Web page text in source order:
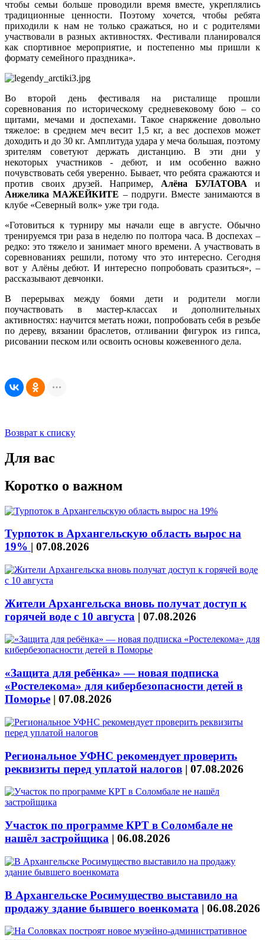
чтобы семьи больше проводили время вместе, укреплялись
традиционные ценности. Поэтому хочется, чтобы ребята
приходили к нам не только сражаться, но и с родителями
участвовали в разных активностях. Фестивали планировался
как спортивное мероприятие, и постепенно мы пришли к
формату семейного праздника».
Во второй день фестиваля на ристалище прошли
соревнования по историческому средневековому бою – со
щитами, мечами и доспехами. Такое снаряжение довольно
тяжелое: в среднем меч весит 1,5 кг, а вес доспехов может
доходить и до 30 кг. Амплитуда удара у меча большая, поэтому
зрителям советуют держать дистанцию. В эти дни у
некоторых участников - дебют, и им особенно важно
почувствовать себя уверенно. Бывает, что ребята сражаются и
против своих друзей. Например, Алёна БУЛАТОВА и
Анжелика МАЖЕЙКИТЕ – подруги. Вместе занимаются в
клубе «Северный волк» уже три года.
«Готовиться к турниру мы начали еще в августе. Обычно
тренируемся три раза в неделю по полтора часа. В доспехах –
редко: это тяжело и занимает много времени. А участвовать в
соревнованиях решили, потому что это интересно. Сегодня
вот у Алёны дебют. И интересно попробовать сразиться», –
рассказывают девчонки.
В перерывах между боями дети и родители могли
поучаствовать в мастер-классах и дополнительных
активностях: научится метать ножи, попробовать себя в резьбе
по дереву, вязании браслетов, отливании фигурок из гипса,
рисовании песком или освоить основы кожевенного дела.
Возврат к списку
Для вас
Коротко о важном
Турпоток в Архангельскую область вырос на
19% | 07.08.2026
Жители Архангельска вновь получат доступ к
горячей воде с 10 августа | 07.08.2026
«Защита для ребёнка» — новая подписка
«Ростелекома» для кибербезопасности детей в
Поморье | 07.08.2026
Региональное УФНС рекомендует проверить
реквизиты перед уплатой налогов | 07.08.2026
Участок по программе КРТ в Соломбале не
нашёл застройщика | 06.08.2026
В Архангельске Росимущество выставило на
продажу здание бывшего военкомата | 06.08.2026